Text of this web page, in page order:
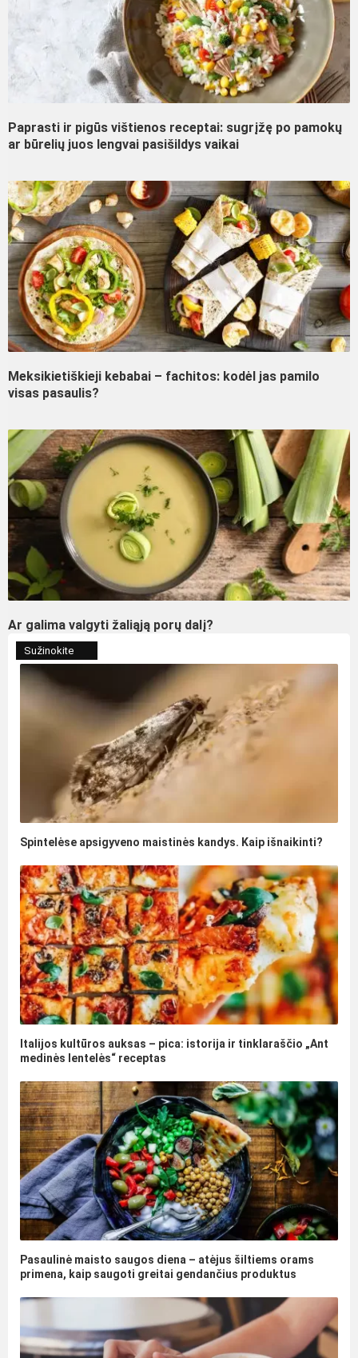
Paprasti ir pigūs vištienos receptai: sugrįžę po pamokų
ar būrelių juos lengvai pasišildys vaikai
Meksikietiškieji kebabai – fachitos: kodėl jas pamilo
visas pasaulis?
Ar galima valgyti žaliąją porų dalį?
Sužinokite
Spintelėse apsigyveno maistinės kandys. Kaip išnaikinti?
Italijos kultūros auksas – pica: istorija ir tinklaraščio „Ant
medinės lentelės“ receptas
Pasaulinė maisto saugos diena – atėjus šiltiems orams
primena, kaip saugoti greitai gendančius produktus